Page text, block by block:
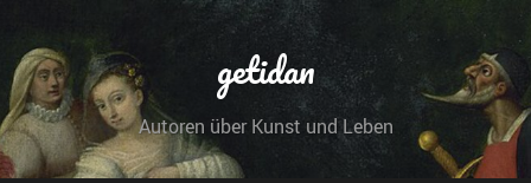
getidan
Autoren über Kunst und Leben